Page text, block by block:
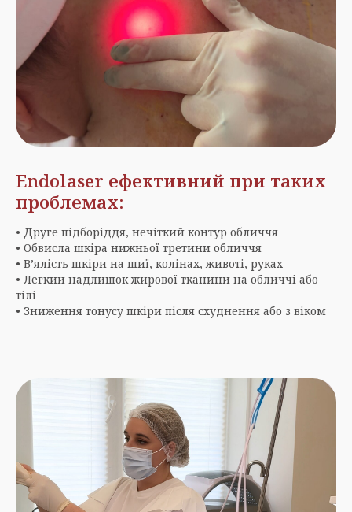
Endolaser ефективний при таких
проблемах:
• Друге підборіддя, нечіткий контур обличчя
• Обвисла шкіра нижньої третини обличчя
• В’ялість шкіри на шиї, колінах, животі, руках
• Легкий надлишок жирової тканини на обличчі або
тілі
• Зниження тонусу шкіри після схуднення або з віком